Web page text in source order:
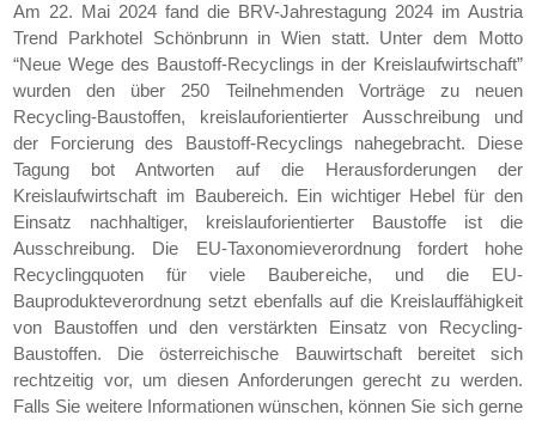
Am 22. Mai 2024 fand die BRV-Jahrestagung 2024 im Austria
Trend Parkhotel Schönbrunn in Wien statt. Unter dem Motto
“Neue Wege des Baustoff-Recyclings in der Kreislaufwirtschaft”
wurden den über 250 Teilnehmenden Vorträge zu neuen
Recycling-Baustoffen, kreislauforientierter Ausschreibung und
der Forcierung des Baustoff-Recyclings nahegebracht. Diese
Tagung bot Antworten auf die Herausforderungen der
Kreislaufwirtschaft im Baubereich. Ein wichtiger Hebel für den
Einsatz nachhaltiger, kreislauforientierter Baustoffe ist die
Ausschreibung. Die EU-Taxonomieverordnung fordert hohe
Recyclingquoten für viele Baubereiche, und die EU-
Bauprodukteverordnung setzt ebenfalls auf die Kreislauffähigkeit
von Baustoffen und den verstärkten Einsatz von Recycling-
Baustoffen. Die österreichische Bauwirtschaft bereitet sich
rechtzeitig vor, um diesen Anforderungen gerecht zu werden.
Falls Sie weitere Informationen wünschen, können Sie sich gerne